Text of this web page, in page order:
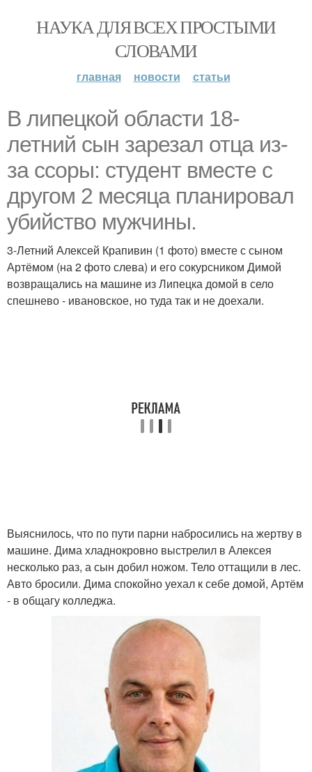
НАУКА ДЛЯ ВСЕХ ПРОСТЫМИ
СЛОВАМИ
главная новости статьи
В липецкой области 18-
летний сын зарезал отца из-
за ссоры: студент вместе с
другом 2 месяца планировал
убийство мужчины.
3-Летний Алексей Крапивин (1 фото) вместе с сыном
Артёмом (на 2 фото слева) и его сокурсником Димой
возвращались на машине из Липецка домой в село
спешнево - ивановское, но туда так и не доехали.
Выяснилось, что по пути парни набросились на жертву в
машине. Дима хладнокровно выстрелил в Алексея
несколько раз, а сын добил ножом. Тело оттащили в лес.
Авто бросили. Дима спокойно уехал к себе домой, Артём
- в общагу колледжа.